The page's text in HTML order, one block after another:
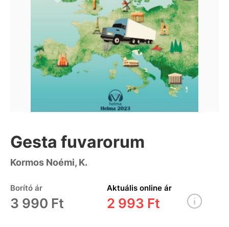
Gesta fuvarorum
Kormos Noémi, K.
Borító ár
3 990 Ft
Aktuális online ár
2 993 Ft